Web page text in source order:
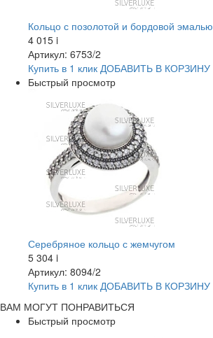
Кольцо с позолотой и бордовой эмалью
4 015 i
Артикул: 6753/2
Купить в 1 клик ДОБАВИТЬ В КОРЗИНУ
Быстрый просмотр
Серебряное кольцо с жемчугом
5 304 i
Артикул: 8094/2
Купить в 1 клик ДОБАВИТЬ В КОРЗИНУ
ВАМ МОГУТ ПОНРАВИТЬСЯ
Быстрый просмотр